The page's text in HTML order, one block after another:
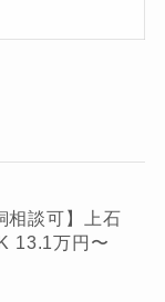
相談可】上石
13.1万円〜